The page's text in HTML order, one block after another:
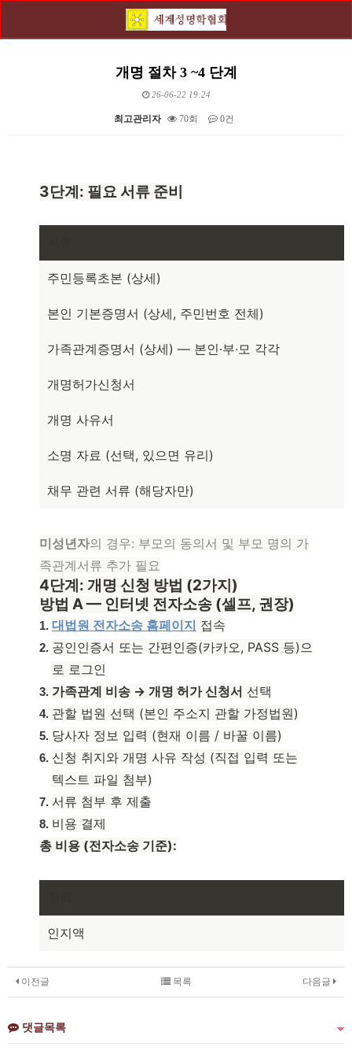
개명 절차 3 ~4 단계
26-06-22 19:24
최고관리자 70회 0건
3단계: 필요 서류 준비
주민등록초본 (상세)
본인 기본증명서 (상세, 주민번호 전체)
가족관계증명서 (상세) — 본인·부·모 각각
개명허가신청서
개명 사유서
소명 자료 (선택, 있으면 유리)
채무 관련 서류 (해당자만)
미성년자의 경우: 부모의 동의서 및 부모 명의 가
족관계서류 추가 필요
4단계: 개명 신청 방법 (2가지)
방법 A — 인터넷 전자소송 (셀프, 권장)
대법원 전자소송 홈페이지 접속
공인인증서 또는 간편인증(카카오, PASS 등)으
로 로그인
가족관계 비송 → 개명 허가 신청서 선택
관할 법원 선택 (본인 주소지 관할 가정법원)
당사자 정보 입력 (현재 이름 / 바꿀 이름)
신청 취지와 개명 사유 작성 (직접 입력 또는
텍스트 파일 첨부)
서류 첨부 후 제출
비용 결제
총 비용 (전자소송 기준):
인지액
이전글 다음글
목록
댓글목록